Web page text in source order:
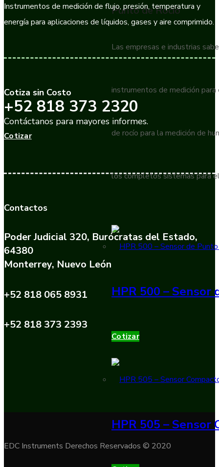
Punto de Rocío
Las empresas e industrias
instrumentos de medición
de rocío para la medición de
los completos sistemas para
HPR 500 –
Cotizar
HPR 505 – Sensor
Instrumentos de medición de flujo, presión, temperatura y
energía para aplicaciones de líquidos, gases y aire comprimido.
Cotiza sin Costo
+52 818 373 2320
Contáctanos para mayores informes.
Cotizar
Contactos
Poder Judicial 320, Burócratas del Estado,
64380
Monterrey, Nuevo León
+52 818 065 8931
+52 818 373 2393
EDC Instruments Derechos Reservados © 2020